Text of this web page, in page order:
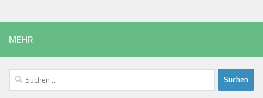
MEHR
Suchen
nach: